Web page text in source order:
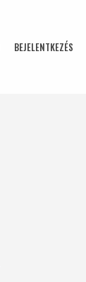
BEJELENTKEZÉS